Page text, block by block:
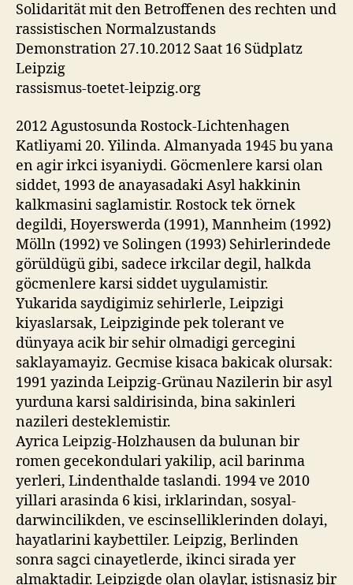
Solidarität mit den Betroffenen des rechten und
rassistischen Normalzustands
Demonstration 27.10.2012 Saat 16 Südplatz
Leipzig
rassismus-toetet-leipzig.org
2012 Agustosunda Rostock-Lichtenhagen
Katliyami 20. Yilinda. Almanyada 1945 bu yana
en agir irkci isyaniydi. Göcmenlere karsi olan
siddet, 1993 de anayasadaki Asyl hakkinin
kalkmasini saglamistir. Rostock tek örnek
degildi, Hoyerswerda (1991), Mannheim (1992)
Mölln (1992) ve Solingen (1993) Sehirlerindede
görüldügü gibi, sadece irkcilar degil, halkda
göcmenlere karsi siddet uygulamistir.
Yukarida saydigimiz sehirlerle, Leipzigi
kiyaslarsak, Leipziginde pek tolerant ve
dünyaya acik bir sehir olmadigi gercegini
saklayamayiz. Gecmise kisaca bakicak olursak:
1991 yazinda Leipzig-Grünau Nazilerin bir asyl
yurduna karsi saldirisinda, bina sakinleri
nazileri desteklemistir.
Ayrica Leipzig-Holzhausen da bulunan bir
romen gecekondulari yakilip, acil barinma
yerleri, Lindenthalde taslandi. 1994ve 2010
yillari arasinda 6 kisi, irklarindan, sosyal-
darwincilikden, ve escinselliklerinden dolayi,
hayatlarini kaybettiler. Leipzig, Berlinden
sonra sagci cinayetlerde, ikinci sirada yer
almaktadir. Leipzigde olan olaylar, istisnasiz bir